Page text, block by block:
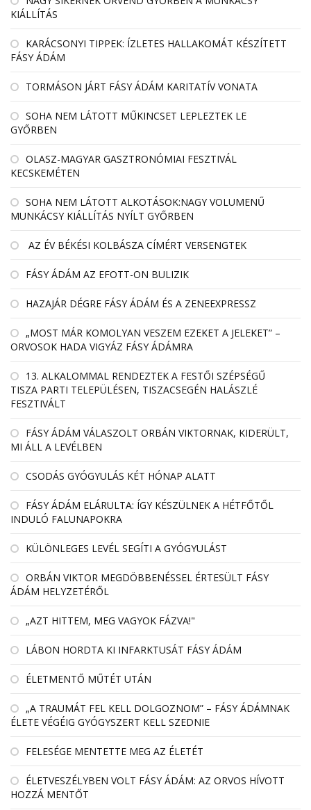
KIÁLLÍTÁS
KARÁCSONYI TIPPEK: ÍZLETES HALLAKOMÁT KÉSZÍTETT
FÁSY ÁDÁM
TORMÁSON JÁRT FÁSY ÁDÁM KARITATÍV VONATA
SOHA NEM LÁTOTT MŰKINCSET LEPLEZTEK LE
GYŐRBEN
OLASZ-MAGYAR GASZTRONÓMIAI FESZTIVÁL
KECSKEMÉTEN
SOHA NEM LÁTOTT ALKOTÁSOK:NAGY VOLUMENŰ
MUNKÁCSY KIÁLLÍTÁS NYÍLT GYŐRBEN
AZ ÉV BÉKÉSI KOLBÁSZA CÍMÉRT VERSENGTEK
FÁSY ÁDÁM AZ EFOTT-ON BULIZIK
HAZAJÁR DÉGRE FÁSY ÁDÁM ÉS A ZENEEXPRESSZ
„MOST MÁR KOMOLYAN VESZEM EZEKET A JELEKET” –
ORVOSOK HADA VIGYÁZ FÁSY ÁDÁMRA
13. ALKALOMMAL RENDEZTEK A FESTŐI SZÉPSÉGŰ
TISZA PARTI TELEPÜLÉSEN, TISZACSEGÉN HALÁSZLÉ
FESZTIVÁLT
FÁSY ÁDÁM VÁLASZOLT ORBÁN VIKTORNAK, KIDERÜLT,
MI ÁLL A LEVÉLBEN
CSODÁS GYÓGYULÁS KÉT HÓNAP ALATT
FÁSY ÁDÁM ELÁRULTA: ÍGY KÉSZÜLNEK A HÉTFŐTŐL
INDULÓ FALUNAPOKRA
KÜLÖNLEGES LEVÉL SEGÍTI A GYÓGYULÁST
ORBÁN VIKTOR MEGDÖBBENÉSSEL ÉRTESÜLT FÁSY
ÁDÁM HELYZETÉRŐL
„AZT HITTEM, MEG VAGYOK FÁZVA!"
LÁBON HORDTA KI INFARKTUSÁT FÁSY ÁDÁM
ÉLETMENTŐ MŰTÉT UTÁN
„A TRAUMÁT FEL KELL DOLGOZNOM” – FÁSY ÁDÁMNAK
ÉLETE VÉGÉIG GYÓGYSZERT KELL SZEDNIE
FELESÉGE MENTETTE MEG AZ ÉLETÉT
ÉLETVESZÉLYBEN VOLT FÁSY ÁDÁM: AZ ORVOS HÍVOTT
HOZZÁ MENTŐT